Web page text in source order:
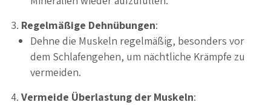
Regelmäßige Dehnübungen:
Dehne die Muskeln regelmäßig, besonders vor
dem Schlafengehen, um nächtliche Krämpfe zu
vermeiden.
Vermeide Überlastung der Muskeln: